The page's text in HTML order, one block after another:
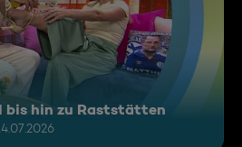
bis hin zu Raststätten